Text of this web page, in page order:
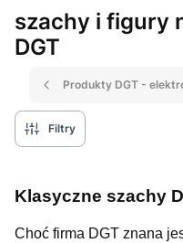
szachy i figury
DGT
Produkty DGT -
Filtry
Klasyczne szachy
Choć firma DGT znana